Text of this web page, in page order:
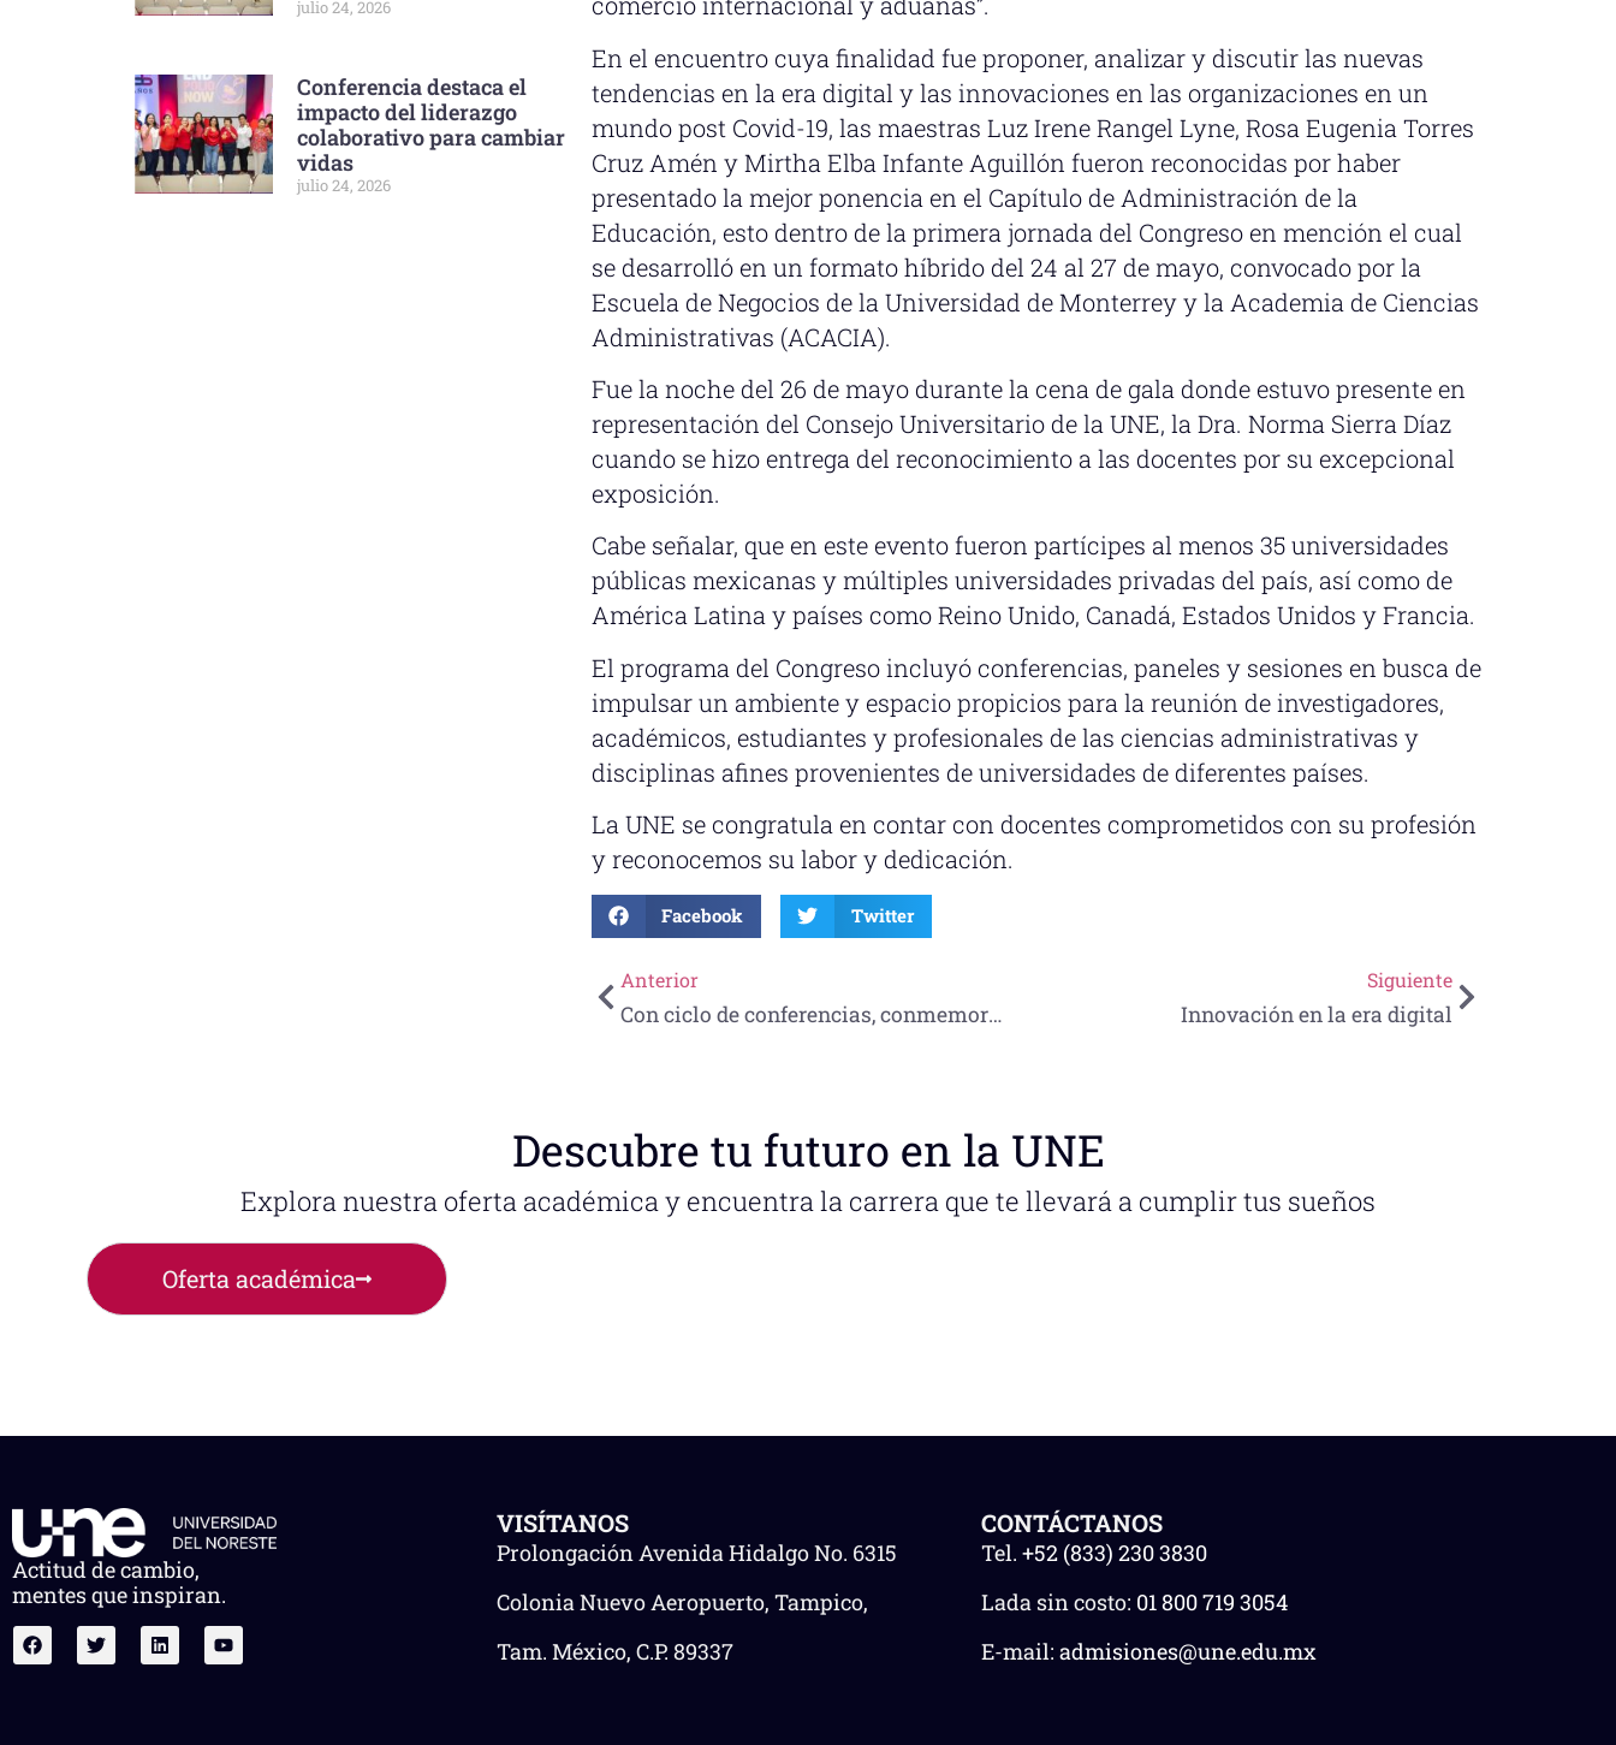
julio 24, 2026
Conferencia destaca el
impacto del liderazgo
colaborativo para cambiar
vidas
julio 24, 2026
En el encuentro cuya finalidad fue proponer, analizar y discutir las nuevas
tendencias en la era digital y las innovaciones en las organizaciones en un
mundo post Covid-19, las maestras Luz Irene Rangel Lyne, Rosa Eugenia Torres
Cruz Amén y Mirtha Elba Infante Aguillón fueron reconocidas por haber
presentado la mejor ponencia en el Capítulo de Administración de la
Educación, esto dentro de la primera jornada del Congreso en mención el cual
se desarrolló en un formato híbrido del 24 al 27 de mayo, convocado por la
Escuela de Negocios de la Universidad de Monterrey y la Academia de Ciencias
Administrativas (ACACIA).
Fue la noche del 26 de mayo durante la cena de gala donde estuvo presente en
representación del Consejo Universitario de la UNE, la Dra. Norma Sierra Díaz
cuando se hizo entrega del reconocimiento a las docentes por su excepcional
exposición.
Cabe señalar, que en este evento fueron partícipes al menos 35 universidades
públicas mexicanas y múltiples universidades privadas del país, así como de
América Latina y países como Reino Unido, Canadá, Estados Unidos y Francia.
El programa del Congreso incluyó conferencias, paneles y sesiones en busca de
impulsar un ambiente y espacio propicios para la reunión de investigadores,
académicos, estudiantes y profesionales de las ciencias administrativas y
disciplinas afines provenientes de universidades de diferentes países.
La UNE se congratula en contar con docentes comprometidos con su profesión
y reconocemos su labor y dedicación.
Facebook Twitter
Anterior
Con ciclo de conferencias, conmemoran día del Contador en la UNE
Siguiente
Innovación en la era digital
Descubre tu futuro en la UNE
Explora nuestra oferta académica y encuentra la carrera que te llevará a cumplir tus sueños
Oferta académica
Actitud de cambio,
mentes que inspiran.
VISÍTANOS
Prolongación Avenida Hidalgo No. 6315
Colonia Nuevo Aeropuerto, Tampico,
Tam. México, C.P. 89337
CONTÁCTANOS
Tel.+52 (833) 230 3830
Lada sin costo: 01 800 719 3054
E-mail:admisiones@une.edu.mx